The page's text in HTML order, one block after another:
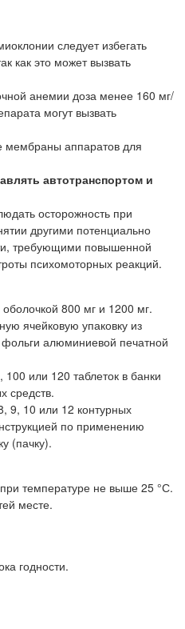
следует избегать
как это может вызвать
анемии доза менее 160 мг/
могут вызвать
мембраны аппаратов для
автотранспортом и
осторожность при
другими потенциально
требующими повышенной
психомоторных реакций.
800 мг и 1200 мг.
ячейковую упаковку из
алюминиевой печатной
или 120 таблеток в банки
средств.
9, 10 или 12 контурных
по применению
(пачку).
температуре не выше 25 °С.
месте.
годности.